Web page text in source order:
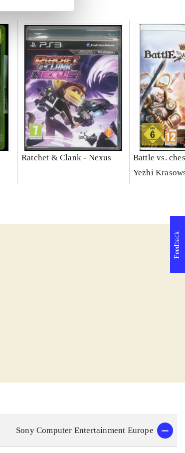
Ratchet & Clank - Nexus
Battle vs.
Yezhi
Sony Computer Entertainment Europe
Feedback